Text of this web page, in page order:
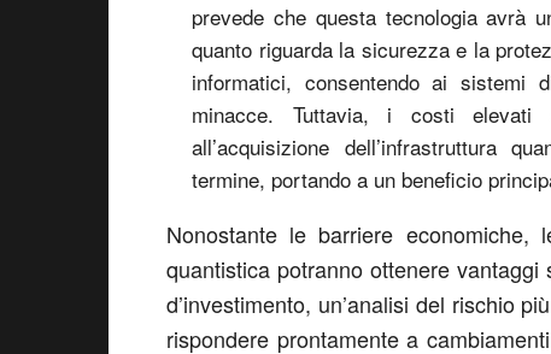
prevede che questa tecnologia avrà
quanto riguarda la sicurezza e la
informatici, consentendo ai sistemi
minacce. Tuttavia, i costi elevati
all’acquisizione dell’infrastruttura
termine, portando a un beneficio
Nonostante le barriere economiche,
quantistica potranno ottenere vantaggi
d’investimento, un’analisi del rischio
rispondere prontamente a